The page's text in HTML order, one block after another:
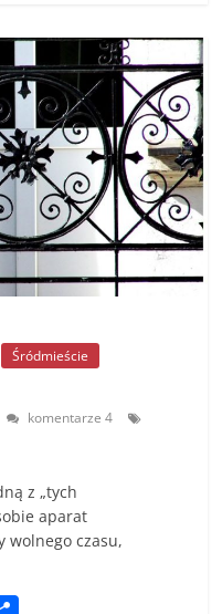
Śródmieście
komentarze 4
z „tych
aparat
wolnego czasu,